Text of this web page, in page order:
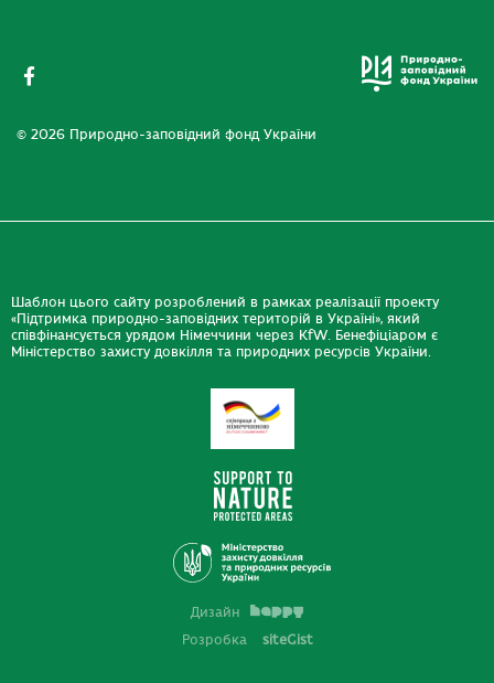
© 2026 Природно-заповідний фонд України
Шаблон цього сайту розроблений в рамках реалізації проекту
«Підтримка природно-заповідних територій в Україні», який
співфінансується урядом Німеччини через KfW. Бенефіціаром є
Міністерство захисту довкілля та природних ресурсів України.
Дизайн
Розробка
siteGist